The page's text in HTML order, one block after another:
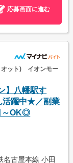
応募画面に進む
オット) イオンモー
】八幡駅す
活躍中★／副業
～OK◎
名古屋本線 小田